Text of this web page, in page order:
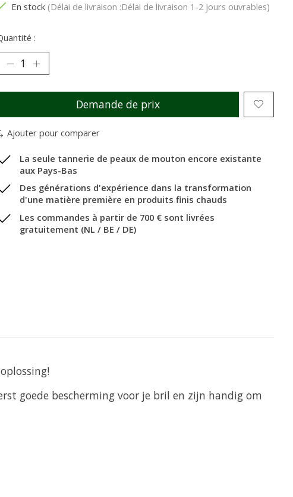
En stock (Délai de livraison :Délai de livraison 1-2 jours ouvrables)
:
Demande de prix
Ajouter pour comparer
La seule tannerie de peaux de mouton encore existante
aux Pays-Bas
Des générations d'expérience dans la transformation
d'une matière première en produits finis chauds
Les commandes à partir de 700 € sont livrées
gratuitement (NL / BE / DE)
goede bescherming voor je bril en zijn handig om